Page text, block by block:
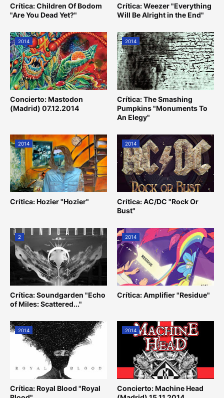
Crítica: Children Of Bodom
"Are You Dead Yet?"
Crítica: Weezer "Everything
Will Be Alright in the End"
2014
Concierto: Mastodon
(Madrid) 07.12.2014
2014
Crítica: The Smashing
Pumpkins "Monuments To
An Elegy"
2014
Crítica: Hozier "Hozier"
2014
Crítica: AC/DC "Rock Or
Bust"
2
Crítica: Soundgarden "Echo
of Miles: Scattered..."
2014
Crítica: Amplifier "Residue"
2014
Crítica: Royal Blood "Royal
2014
Concierto: Machine Head